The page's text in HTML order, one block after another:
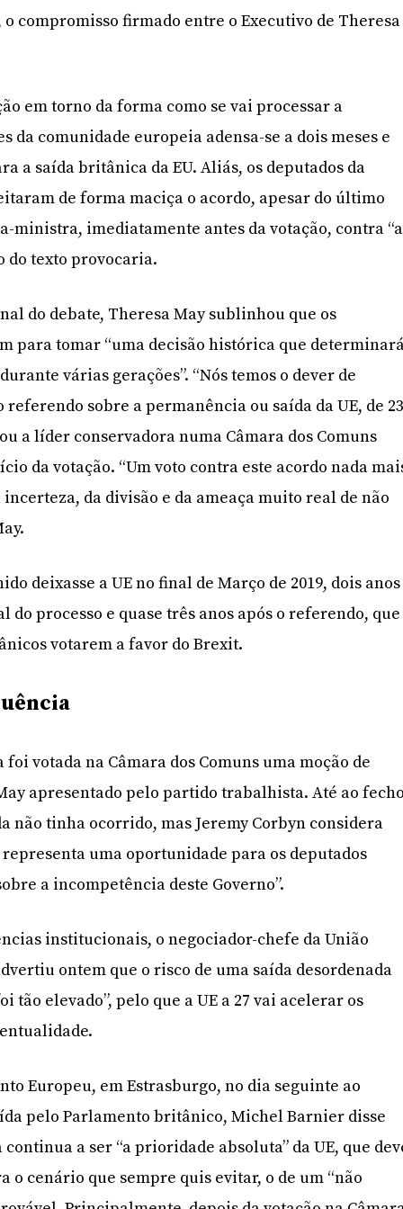
compromisso firmado entre o Executivo de Theresa
em torno da forma como se vai processar a
da comunidade europeia adensa-se a dois meses e
a saída britânica da EU. Aliás, os deputados da
de forma maciça o acordo, apesar do último
imediatamente antes da votação, contra “a
do texto provocaria.
do debate, Theresa May sublinhou que os
para tomar “uma decisão histórica que
várias gerações”. “Nós temos o dever de
sobre a permanência ou saída da UE, de
a líder conservadora numa Câmara dos Comuns
da votação. “Um voto contra este acordo nada
da divisão e da ameaça muito real de não
deixasse a UE no final de Março de 2019, dois anos
do processo e quase três anos após o referendo, que
votarem a favor do Brexit.
votada na Câmara dos Comuns uma moção de
apresentado pelo partido trabalhista. Até ao
não tinha ocorrido, mas Jeremy Corbyn considera
uma oportunidade para os deputados
a incompetência deste Governo”.
institucionais, o negociador-chefe da União
ontem que o risco de uma saída desordenada
tão elevado”, pelo que a UE a 27 vai acelerar os
Europeu, em Estrasburgo, no dia seguinte ao
pelo Parlamento britânico, Michel Barnier disse
a ser “a prioridade absoluta” da UE, que
o cenário que sempre quis evitar, o de um “não